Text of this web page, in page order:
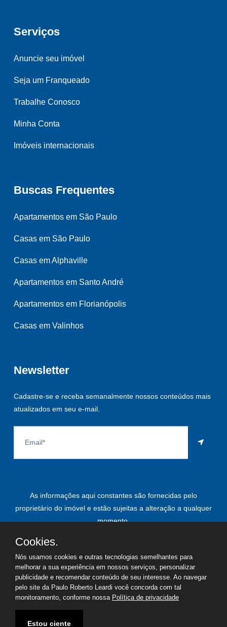
Serviços
Anuncie seu imóvel
Seja um Franqueado
Trabalhe Conosco
Minha Conta
Imóveis internacionais
Buscas Frequentes
Apartamentos em São Paulo
Casas em São Paulo
Casas em Alphaville
Apartamentos em Santo André
Apartamentos em Florianópolis
Casas em Valinhos
Newsletter
Cadastre-se e receba semanalmente nossos conteúdos mais
atualizados em seu e-mail.
As informações aqui constantes são fornecidas pelo
proprietário do imóvel e estão sujeitas a alteração a qualquer
momento.
©2026Copyright - Paulo Roberto Leardi | Todos os direitos
reservados
Cookies.
Nós usamos cookies e outras tecnologias semelhantes para
melhorar a sua experiência em nossos serviços, personalizar
publicidade e recomendar conteúdo de seu interesse. Ao navegar
pelo site da Paulo Roberto Leardi você concorda com tal
monitoramento, conforme nossa Política de privacidade
Estou ciente